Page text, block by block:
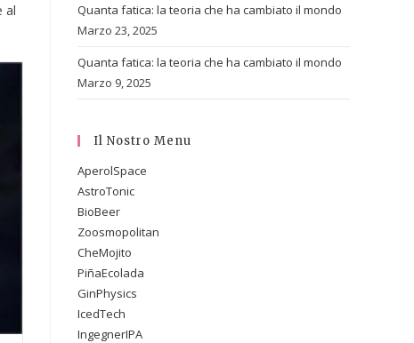
al
Quanta fatica: la teoria che ha cambiato il mondo
Marzo 23, 2025
Quanta fatica: la teoria che ha cambiato il mondo
Marzo 9, 2025
Il Nostro Menu
AperolSpace
AstroTonic
BioBeer
Zoosmopolitan
CheMojito
PiñaEcolada
GinPhysics
IcedTech
IngegnerIPA